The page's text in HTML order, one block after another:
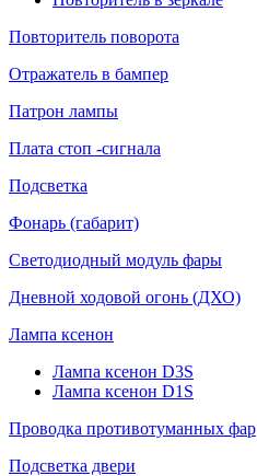
Повторитель поворота
Отражатель в бампер
Патрон лампы
Плата стоп -сигнала
Подсветка
Фонарь (габарит)
Светодиодный модуль фары
Дневной ходовой огонь (ДХО)
Лампа ксенон
Лампа ксенон D3S
Лампа ксенон D1S
Проводка противотуманных фар
Подсветка двери